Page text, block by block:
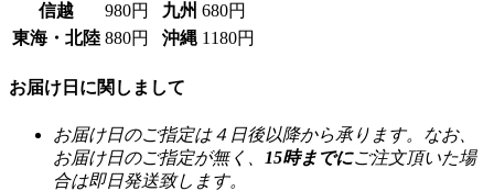
信越
980円 九州 680円
東海・北陸 880円 沖縄 1180円
お届け日に関しまして
お届け日のご指定は４日後以降から承ります。なお、
お届け日のご指定が無く、
15時までにご注文頂いた場
合は即日発送致します。